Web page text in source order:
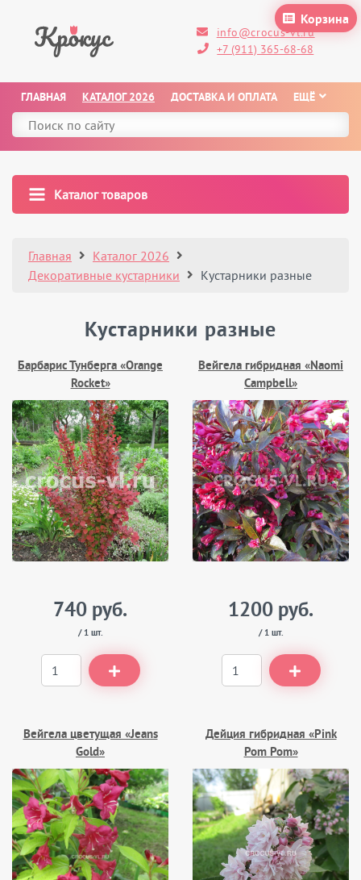
Корзина
info@crocus-vl.ru
+7 (911) 365-68-68
ГЛАВНАЯ КАТАЛОГ 2026 ДОСТАВКА И ОПЛАТА ЕЩЁ
Каталог товаров
Главная
Каталог 2026
Декоративные кустарники
Кустарники разные
Кустарники разные
Барбарис Тунберга «Orange
Rocket»
740 руб.
/ 1 шт.
Вейгела гибридная «Naomi
Campbell»
1200 руб.
/ 1 шт.
Вейгела цветущая «Jeans
Gold»
Дейция гибридная «Pink
Pom Pom»